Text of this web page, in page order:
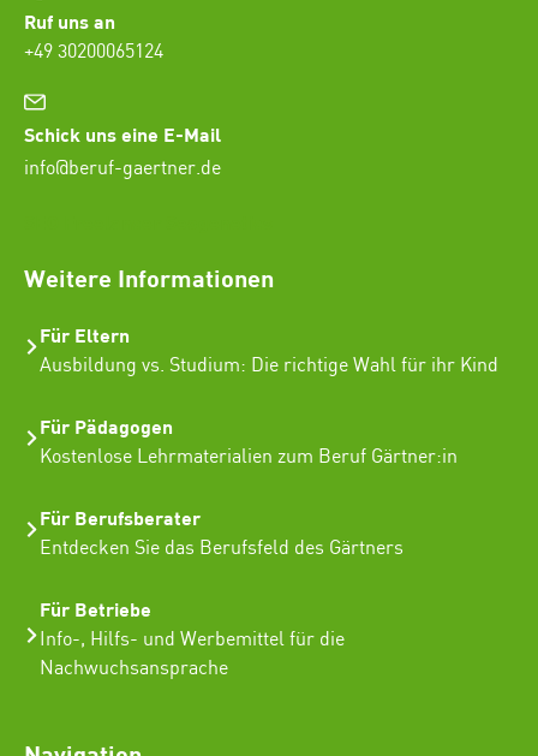
Ruf uns an
+49 30200065124
Schick uns eine E-Mail
info@beruf-gaertner.de
Weitere Informationen
Für Eltern
Ausbildung vs. Studium: Die richtige Wahl für ihr Kind
Für Pädagogen
Kostenlose Lehrmaterialien zum Beruf Gärtner:in
Für Berufsberater
Entdecken Sie das Berufsfeld des Gärtners
Für Betriebe
Info-, Hilfs- und Werbemittel für die
Nachwuchsansprache